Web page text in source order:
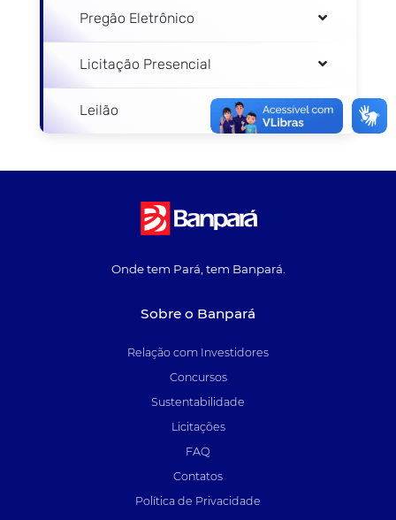
Pregão Eletrônico
Licitação Presencial
Leilão
Onde tem Pará, tem Banpará.
Sobre o Banpará
Relação com Investidores
Concursos
Sustentabilidade
Licitações
FAQ
Contatos
Política de Privacidade